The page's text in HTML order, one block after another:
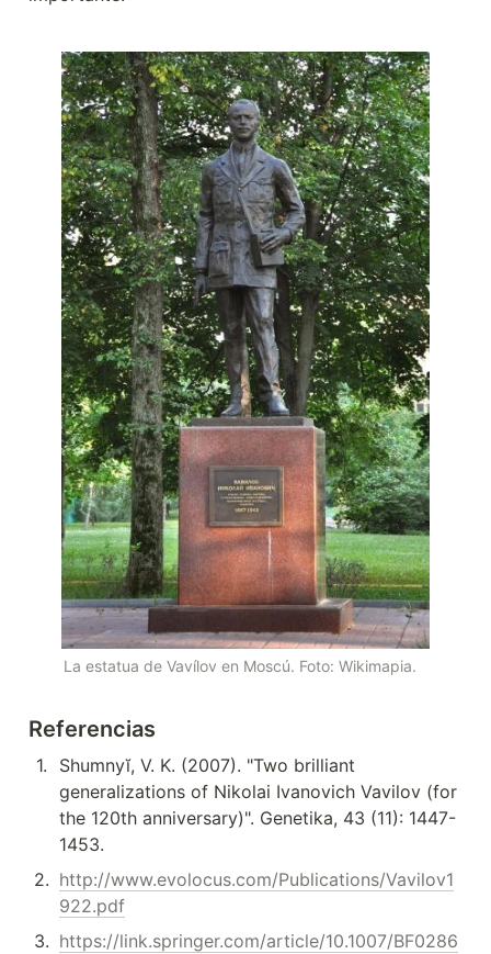
La estatua de Vavílov en Moscú. Foto: Wikimapia.
Referencias
1.
Shumnyĭ, V. K. (2007). "Two brilliant
generalizations of Nikolai Ivanovich Vavilov (for
the 120th anniversary)". Genetika, 43 (11): 1447-
1453.
2. http://www.evolocus.com/Publications/Vavilov1
922.pdf
3. https://link.springer.com/article/10.1007/BF0286